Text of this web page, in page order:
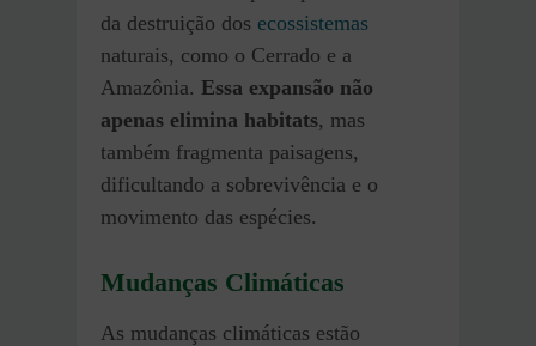
da destruição dos ecossistemas
naturais, como o Cerrado e a
Amazônia. Essa expansão não
apenas elimina habitats, mas
também fragmenta paisagens,
dificultando a sobrevivência e o
movimento das espécies.
Mudanças Climáticas
As mudanças climáticas estão